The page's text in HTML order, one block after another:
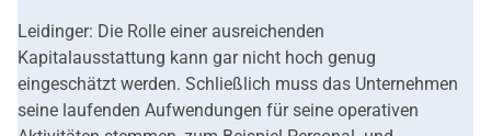
Leidinger: Die Rolle einer ausreichenden
Kapitalausstattung kann gar nicht hoch genug
eingeschätzt werden. Schließlich muss das Unternehmen
seine laufenden Aufwendungen für seine operativen